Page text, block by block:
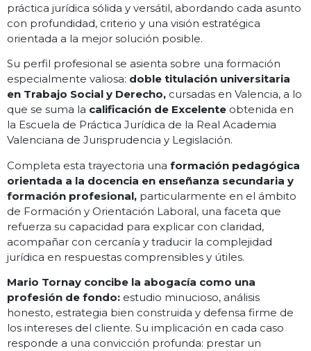
práctica jurídica sólida y versátil, abordando cada asunto
con profundidad, criterio y una visión estratégica
orientada a la mejor solución posible.
Su perfil profesional se asienta sobre una formación
especialmente valiosa: doble titulación universitaria
en Trabajo Social y Derecho, cursadas en Valencia, a lo
que se suma la calificación de Excelente obtenida en
la Escuela de Práctica Jurídica de la Real Academia
Valenciana de Jurisprudencia y Legislación.
Completa esta trayectoria una formación pedagógica
orientada a la docencia en enseñanza secundaria y
formación profesional, particularmente en el ámbito
de Formación y Orientación Laboral, una faceta que
refuerza su capacidad para explicar con claridad,
acompañar con cercanía y traducir la complejidad
jurídica en respuestas comprensibles y útiles.
Mario Tornay concibe la abogacía como una
profesión de fondo: estudio minucioso, análisis
honesto, estrategia bien construida y defensa firme de
los intereses del cliente. Su implicación en cada caso
responde a una convicción profunda: prestar un